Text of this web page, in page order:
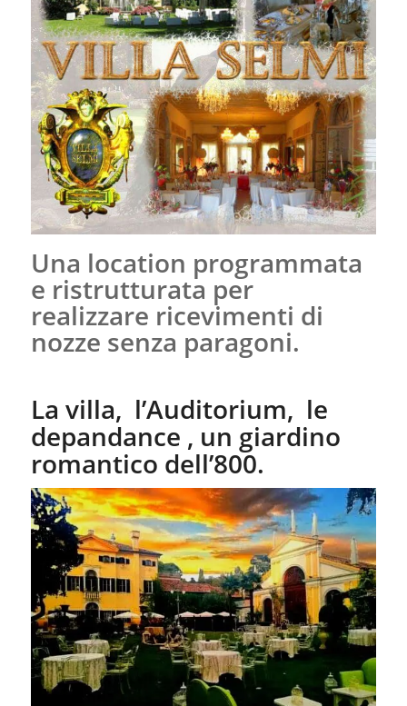
Una location programmata
e ristrutturata per
realizzare ricevimenti di
nozze senza paragoni.
La villa, l’Auditorium, le
depandance , un giardino
romantico dell’800.